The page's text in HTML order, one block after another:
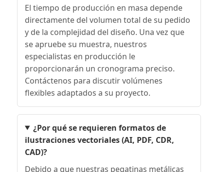
El tiempo de producción en masa depende
directamente del volumen total de su pedido
y de la complejidad del diseño. Una vez que
se apruebe su muestra, nuestros
especialistas en producción le
proporcionarán un cronograma preciso.
Contáctenos para discutir volúmenes
flexibles adaptados a su proyecto.
¿Por qué se requieren formatos de
ilustraciones vectoriales (AI, PDF, CDR,
CAD)?
Debido a que nuestras pegatinas metálicas